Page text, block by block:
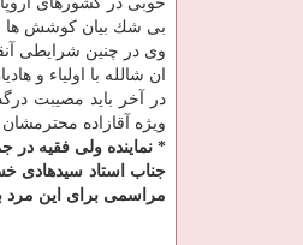
بی شك بیان كوشش ها و
وی در چنین شرایطی
ان شالله با اولیاء
در آخر باید مصیبت
ویژه آقازاده
* نماینده ولی فقیه در
مراسمی برای این مرد